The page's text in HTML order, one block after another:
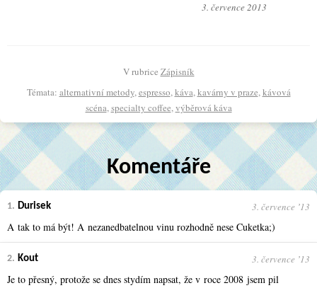
3. července 2013
V rubrice Zápisník
Témata: alternativní metody, espresso, káva, kavárny v praze, kávová
scéna, specialty coffee, výběrová káva
Komentáře
1. Durisek 3. července ʼ13
A tak to má být! A nezanedbatelnou vinu rozhodně nese Cuketka;)
2. Kout 3. července ʼ13
Je to přesný, protože se dnes stydím napsat, že v roce 2008 jsem pil